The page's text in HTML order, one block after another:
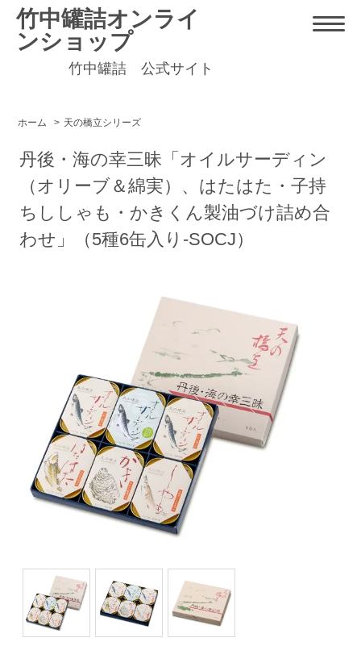
竹中罐詰オンライ
ンショップ
竹中罐詰 公式サイト
ホーム > 天の橋立シリーズ
丹後・海の幸三昧「オイルサーディン
（オリーブ＆綿実）、はたはた・子持
ちししゃも・かきくん製油づけ詰め合
わせ」（5種6缶入り-SOCJ）